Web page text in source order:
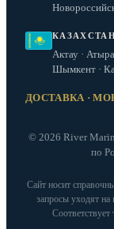
Актау ·
Шымкент ·
ДОСТАВКА ·
© 2026 River
по
Сайт носит
запросы уходят